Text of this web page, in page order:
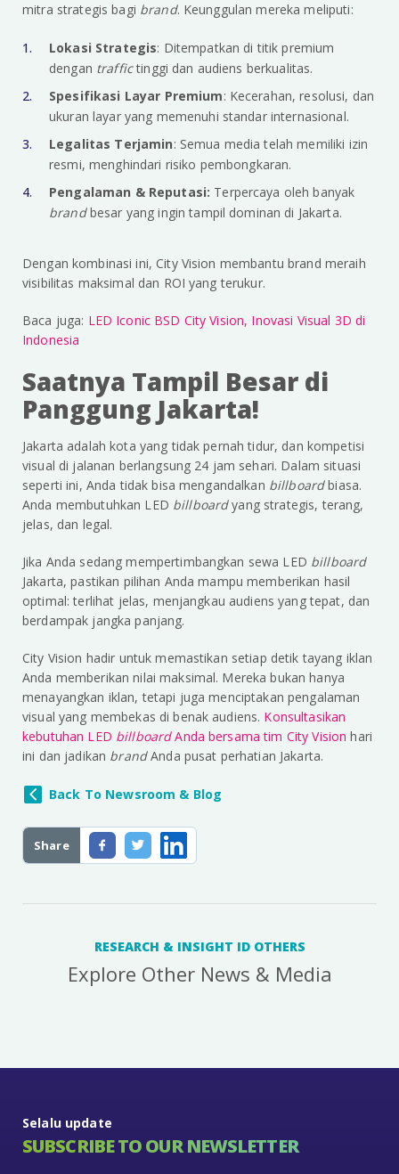
Share
mitra strategis bagi brand. Keunggulan mereka meliputi:
Lokasi Strategis: Ditempatkan di titik premium
dengan traffictinggi dan audiens berkualitas.
Spesifikasi Layar Premium: Kecerahan, resolusi, dan
ukuran layar yang memenuhi standar internasional.
Legalitas Terjamin: Semua media telah memiliki izin
resmi, menghindari risiko pembongkaran.
Pengalaman & Reputasi: Terpercaya oleh banyak
brandbesar yang ingin tampil dominan di Jakarta.
Dengan kombinasi ini, City Vision membantu brand meraih
visibilitas maksimal dan ROI yang terukur.
Baca juga: LED Iconic BSD City Vision, Inovasi Visual 3D di
Indonesia
Saatnya Tampil Besar di
Panggung Jakarta!
Jakarta adalah kota yang tidak pernah tidur, dan kompetisi
visual di jalanan berlangsung 24 jam sehari. Dalam situasi
seperti ini, Anda tidak bisa mengandalkan billboardbiasa.
Anda membutuhkan LED billboardyang strategis, terang,
jelas, dan legal.
Jika Anda sedang mempertimbangkan sewa LED billboard
Jakarta, pastikan pilihan Anda mampu memberikan hasil
optimal: terlihat jelas, menjangkau audiens yang tepat, dan
berdampak jangka panjang.
City Vision hadir untuk memastikan setiap detik tayang iklan
Anda memberikan nilai maksimal. Mereka bukan hanya
menayangkan iklan, tetapi juga menciptakan pengalaman
visual yang membekas di benak audiens. Konsultasikan
kebutuhan LED billboardAnda bersama tim City Vision hari
ini dan jadikan brandAnda pusat perhatian Jakarta.
Back To Newsroom & Blog
RESEARCH & INSIGHT ID OTHERS
Explore Other News & Media
Selalu update
SUBSCRIBE TO OUR NEWSLETTER